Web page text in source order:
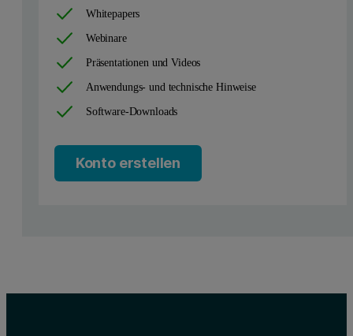
Whitepapers
Webinare
Präsentationen und Videos
Anwendungs- und technische Hinweise
Software-Downloads
Konto erstellen